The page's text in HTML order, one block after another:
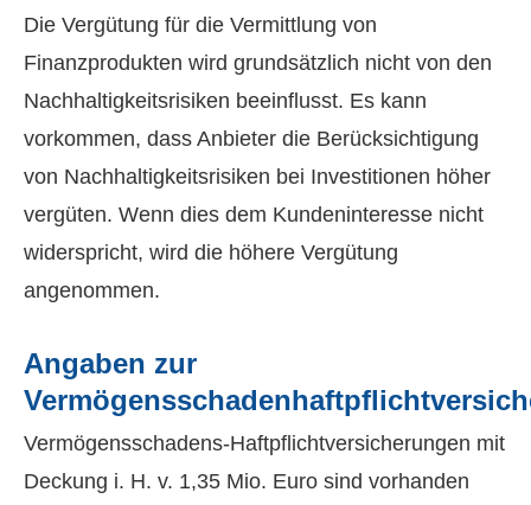
Die Vergütung für die Vermittlung von
Finanzprodukten wird grundsätzlich nicht von den
Nachhaltigkeitsrisiken beeinflusst. Es kann
vorkommen, dass Anbieter die Berücksichtigung
von Nachhaltigkeitsrisiken bei Investitionen höher
vergüten. Wenn dies dem Kundeninteresse nicht
widerspricht, wird die höhere Vergütung
angenommen.
Angaben zur
Vermögensschadens-Haft­pflichtversicherungen mit
Deckung i. H. v. 1,35 Mio. Euro sind vorhanden